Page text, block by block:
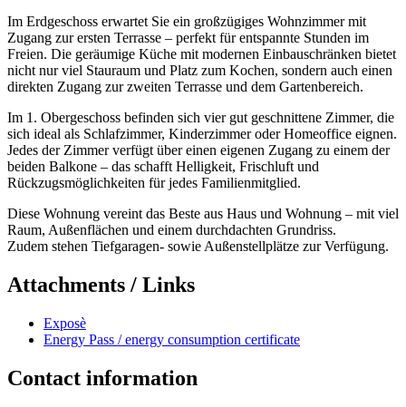
Im Erdgeschoss erwartet Sie ein großzügiges Wohnzimmer mit
Zugang zur ersten Terrasse – perfekt für entspannte Stunden im
Freien. Die geräumige Küche mit modernen Einbauschränken bietet
nicht nur viel Stauraum und Platz zum Kochen, sondern auch einen
direkten Zugang zur zweiten Terrasse und dem Gartenbereich.
Im 1. Obergeschoss befinden sich vier gut geschnittene Zimmer, die
sich ideal als Schlafzimmer, Kinderzimmer oder Homeoffice eignen.
Jedes der Zimmer verfügt über einen eigenen Zugang zu einem der
beiden Balkone – das schafft Helligkeit, Frischluft und
Rückzugsmöglichkeiten für jedes Familienmitglied.
Diese Wohnung vereint das Beste aus Haus und Wohnung – mit viel
Raum, Außenflächen und einem durchdachten Grundriss.
Zudem stehen Tiefgaragen- sowie Außenstellplätze zur Verfügung.
Attachments / Links
Exposè
Energy Pass / energy consumption certificate
Contact information